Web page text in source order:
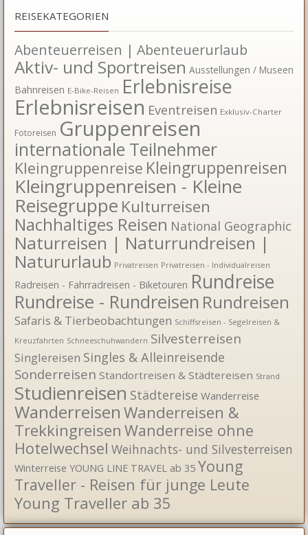
REISEKATEGORIEN
Abenteuerreisen | Abenteuerurlaub
Aktiv- und Sportreisen Ausstellungen / Museen
Bahnreisen E-Bike-Reisen Erlebnisreise
Erlebnisreisen Eventreisen Exklusiv-Charter
Fotoreisen Gruppenreisen
internationale Teilnehmer
Kleingruppenreise Kleingruppenreisen
Kleingruppenreisen - Kleine
Reisegruppe Kulturreisen
Nachhaltiges Reisen National Geographic
Naturreisen | Naturrundreisen |
Natururlaub Privatreisen Privatreisen - Individualreisen
Radreisen - Fahrradreisen - Biketouren Rundreise
Rundreise - Rundreisen Rundreisen
Safaris & Tierbeobachtungen Schiffsreisen - Segelreisen &
Kreuzfahrten Schneeschuhwandern Silvesterreisen
Singlereisen Singles & Alleinreisende
Sonderreisen Standortreisen & Städtereisen Strand
Studienreisen Städtereise Wanderreise
WanderreisenWanderreisen &
Trekkingreisen Wanderreise ohne
Hotelwechsel Weihnachts- und Silvesterreisen
Winterreise YOUNG LINE TRAVEL ab 35 Young
Traveller - Reisen für junge Leute
Young Traveller ab 35